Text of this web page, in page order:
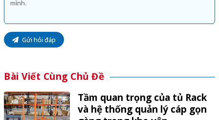
Gửi hỏi đáp
Bài Viết Cùng Chủ Đề
Tầm quan trọng của tủ Rack
và hệ thống quản lý cáp gọn